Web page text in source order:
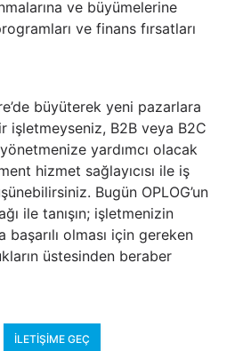
ve büyümelerine
ve finans fırsatları
büyüterek yeni pazarlara
işletmeyseniz, B2B veya B2C
yardımcı olacak
hizmet sağlayıcısı ile iş
Bugün OPLOG’un
ile tanışın; işletmenizin
başarılı olması için gereken
üstesinden beraber
İLETIŞIME GEÇ